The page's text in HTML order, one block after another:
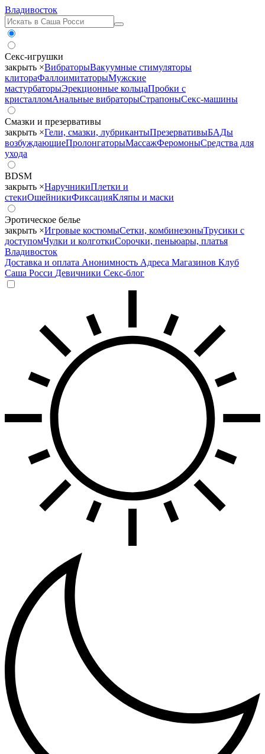
Владивосток
Секс-игрушки
закрыть ×ВибраторыВакуумные стимуляторы
клитораФаллоимитаторыМужские
мастурбаторыЭрекционные кольцаПробки с
кристалломАнальные вибраторыСтрапоныСекс-машины
Смазки и презервативы
закрыть ×Гели, смазки, лубрикантыПрезервативыБАДы
возбуждающиеПролонгаторыМассажФеромоныСредства для
ухода
BDSM
закрыть ×НаручникиПлетки и
стекиОшейникиФиксацияКляпы и маски
Эротическое белье
закрыть ×Игровые костюмыСетки, комбинезоныТрусики с
доступомЧулки и колготкиСорочки, пеньюары, платья
Владивосток
Доставка и оплата Анонимность Адреса Магазинов Клуб
Саша Росси Девичники Секс-блог